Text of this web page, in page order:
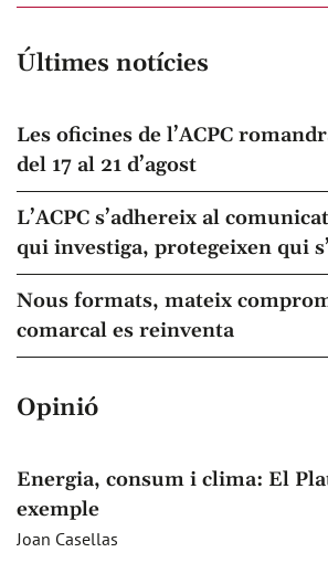
Últimes notícies
Les oficines de l’ACPC
del 17 al 21 d’agost
L’ACPC s’adhereix al
qui investiga, protegeixen qui
Nous formats, mateix
comarcal es reinventa
Opinió
Energia, consum i clima: El
exemple
Joan Casellas